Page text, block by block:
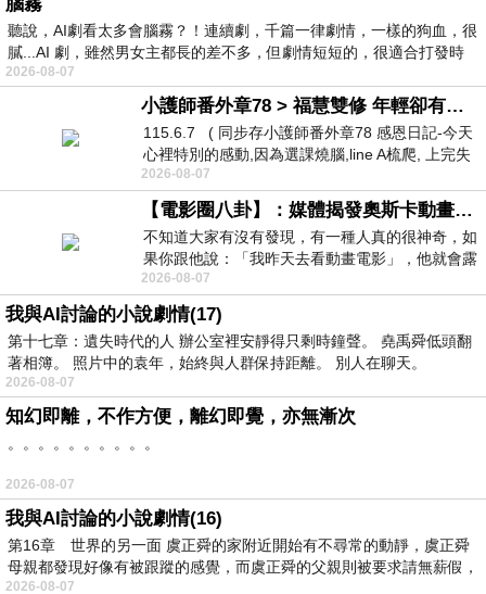
聽說，AI劇看太多會腦霧？！連續劇，千篇一律劇情，一樣的狗血，很
膩...AI 劇，雖然男女主都長的差不多，但劇情短短的，很適合打發時
2026-08-07
小護師番外章78 > 福慧雙修 年輕卻有個老靈魂 ㄑ金剛經〉podcast
115.6.7 ( 同步存小護師番外章78 感恩日記-今天
心裡特別的感動,因為選課燒腦,line A梳爬, 上完失
智課的她,特來傾
2026-08-07
【電影圈八卦】：媒體揭發奧斯卡動畫項目投票醜聞！好萊塢為什麼看不起動畫電影？
不知道大家有沒有發現，有一種人真的很神奇，如
果你跟他說：「我昨天去看動畫電影」，他就會露
出一種慈祥的微笑，然後問你是不是陪小
2026-08-07
我與AI討論的小說劇情(17)
第十七章：遺失時代的人 辦公室裡安靜得只剩時鐘聲。 堯禹舜低頭翻
著相簿。 照片中的袁年，始終與人群保持距離。 別人在聊天。
2026-08-07
知幻即離，不作方便，離幻即覺，亦無漸次
。。。。。。。。。。
2026-08-07
我與AI討論的小說劇情(16)
第16章 世界的另一面 虞正舜的家附近開始有不尋常的動靜，虞正舜
母親都發現好像有被跟蹤的感覺，而虞正舜的父親則被要求請無薪假，
2026-08-07